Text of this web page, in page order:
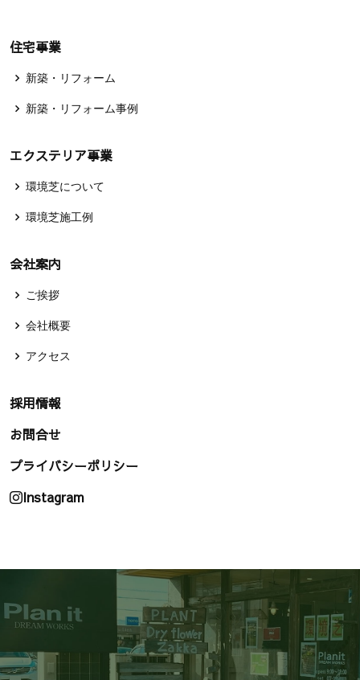
住宅事業
新築・リフォーム
新築・リフォーム事例
エクステリア事業
環境芝について
環境芝施工例
会社案内
ご挨拶
会社概要
アクセス
採用情報
お問合せ
プライバシーポリシー
Instagram